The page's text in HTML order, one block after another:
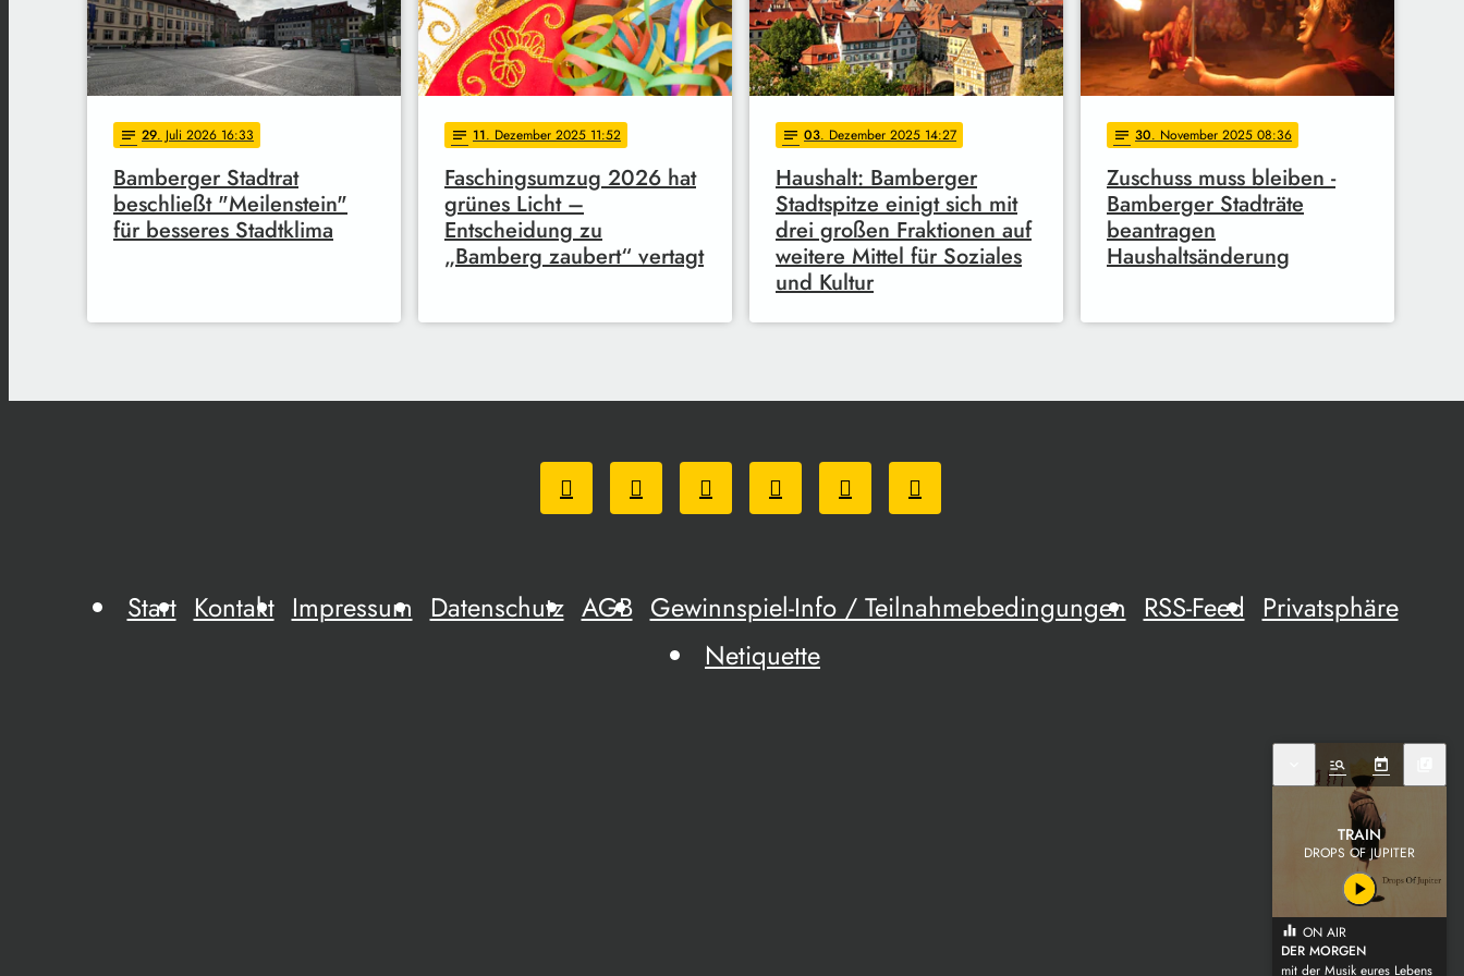
notes 29. Juli 2026 16:33
Bamberger Stadtrat
beschließt "Meilenstein"
für besseres Stadtklima
notes 11. Dezember 2025 11:52
Faschingsumzug 2026 hat
grünes Licht –
Entscheidung zu
„Bamberg zaubert“ vertagt
notes 03. Dezember 2025 14:27
Haushalt: Bamberger
Stadtspitze einigt sich mit
drei großen Fraktionen auf
weitere Mittel für Soziales
und Kultur
notes 30. November 2025 08:36
Zuschuss muss bleiben -
Bamberger Stadträte
beantragen
Haushaltsänderung
Start Kontakt Impressum Datenschutz AGB Gewinnspiel-Info / Teilnahmebedingungen RSS-Feed Privatsphäre
Netiquette
manage_search today
TRAIN
DROPS OF JUPITER
play_arrow
equalizer ON AIR
DER MORGEN
mit der Musik eures Lebens